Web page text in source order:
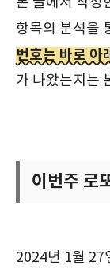
항목의 분석을
번호는 바로 아
가 나왔는지는
이번주 로
2024년 1월 27